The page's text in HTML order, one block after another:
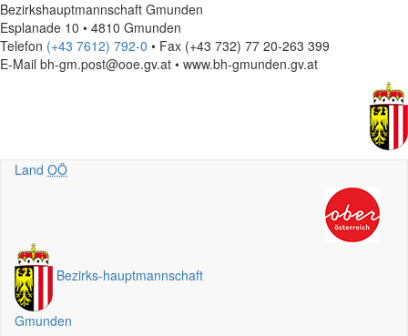
Bezirkshauptmannschaft Gmunden
Esplanade 10 • 4810 Gmunden
Telefon (+43 7612) 792-0 • Fax (+43 732) 77 20-263 399
E-Mail bh-gm.post@ooe.gv.at • www.bh-gmunden.gv.at
Land OÖ
Bezirks-hauptmannschaft
Gmunden